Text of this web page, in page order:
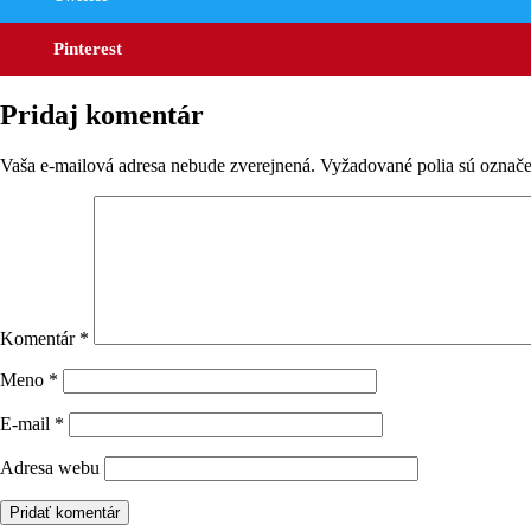
Pinterest
Pridaj komentár
Vaša e-mailová adresa nebude zverejnená. Vyžadované polia sú
Komentár *
Meno *
E-mail *
Adresa webu